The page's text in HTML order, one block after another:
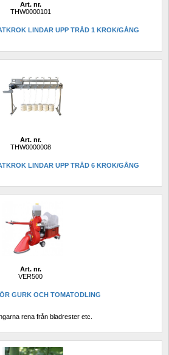
Art. nr.
THW0000101
LINDAR UPP TRÅD 1 KROK/GÅNG
Art. nr.
THW0000008
LINDAR UPP TRÅD 6 KROK/GÅNG
Art. nr.
VER500
GURK OCH TOMATODLING
rena från bladrester etc.